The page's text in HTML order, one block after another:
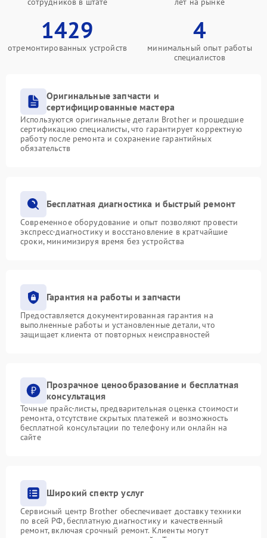
1429
отремонтированных устройств
4
минимальный опыт работы
специалистов
Оригинальные запчасти и
сертифицированные мастера
Используются оригинальные детали Brother и прошедшие
сертификацию специалисты, что гарантирует корректную
работу после ремонта и сохранение гарантийных
обязательств
Бесплатная диагностика и быстрый ремонт
Современное оборудование и опыт позволяют провести
экспресс-диагностику и восстановление в кратчайшие
сроки, минимизируя время без устройства
Гарантия на работы и запчасти
Предоставляется документированная гарантия на
выполненные работы и установленные детали, что
защищает клиента от повторных неисправностей
Прозрачное ценообразование и бесплатная
консультация
Точные прайс-листы, предварительная оценка стоимости
ремонта, отсутствие скрытых платежей и возможность
бесплатной консультации по телефону или онлайн на
сайте
Широкий спектр услуг
Сервисный центр Brother обеспечивает доставку техники
по всей РФ, бесплатную диагностику и качественный
ремонт, включая срочный ремонт. Клиенты могут